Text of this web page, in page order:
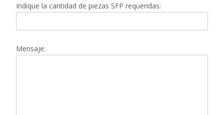
Indique la cantidad de piezas SFP requeridas:
Mensaje: